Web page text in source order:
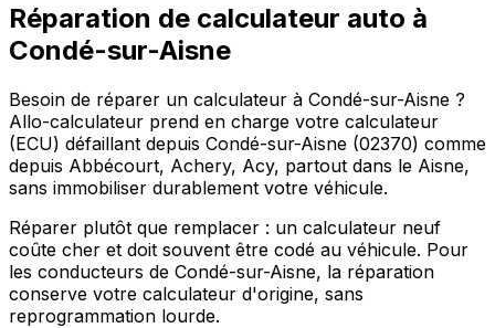
Réparation de calculateur auto à
Condé-sur-Aisne
Besoin de réparer un calculateur à Condé-sur-Aisne ?
Allo-calculateur prend en charge votre calculateur
(ECU) défaillant depuis Condé-sur-Aisne (02370) comme
depuis Abbécourt, Achery, Acy, partout dans le Aisne,
sans immobiliser durablement votre véhicule.
Réparer plutôt que remplacer : un calculateur neuf
coûte cher et doit souvent être codé au véhicule. Pour
les conducteurs de Condé-sur-Aisne, la réparation
conserve votre calculateur d'origine, sans
reprogrammation lourde.